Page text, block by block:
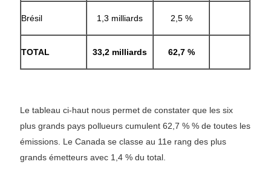
Brésil 1,3 milliards 2,5 %
TOTAL 33,2 milliards 62,7 %
Le tableau ci-haut nous permet de constater que les six
plus grands pays pollueurs cumulent 62,7 % % de toutes les
émissions. Le Canada se classe au 11e rang des plus
grands émetteurs avec 1,4 % du total.